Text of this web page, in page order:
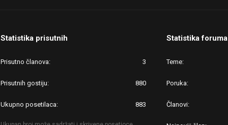
Statistika prisutnih
Prisutno članova 3
Prisutnih gostiju 880
Ukupno posetilaca 883
Statistika foruma
Teme
Poruka
Članovi